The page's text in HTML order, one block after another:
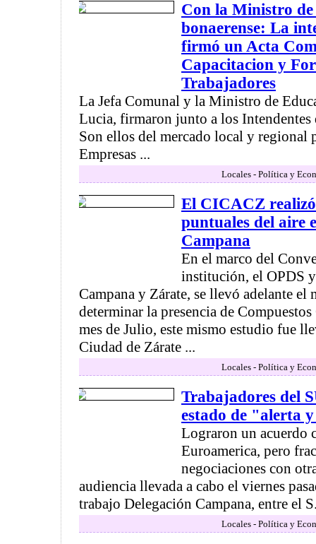
Con la Ministro
bonaerense: La
firmó un Acta
Capacitacion y
Trabajadores
La Jefa Comunal y la Ministro de
Lucia, firmaron junto a los Intendentes
Son ellos del mercado local y regional
Empresas ...
Locales - Política y
El CICACZ
puntuales del aire
Campana
En el marco del
institución, el OPDS
Campana y Zárate, se llevó adelante el
determinar la presencia de
mes de Julio, este mismo estudio fue
Ciudad de Zárate ...
Locales - Política y
Trabajadores del
estado de "alerta
Lograron un acuerdo
Euroamerica, pero
negociaciones con
audiencia llevada a cabo el viernes
trabajo Delegación Campana, entre el
Locales - Política y